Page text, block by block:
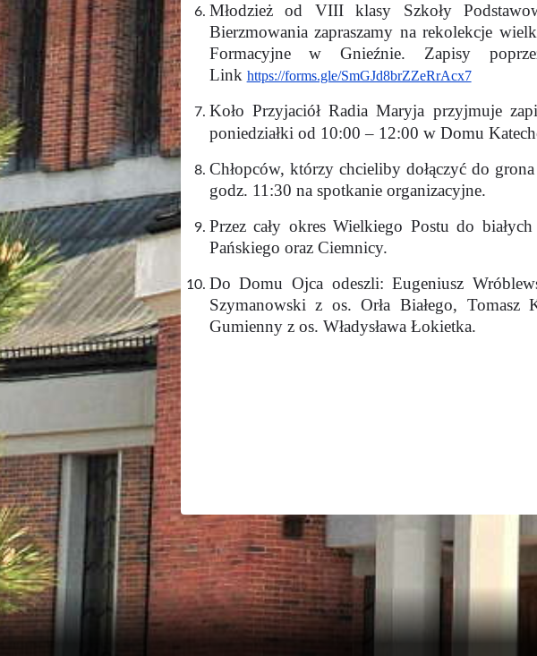
Młodzież od VIII klasy Szkoły
Bierzmowania zapraszamy na rekolekcje
Formacyjne w Gnieźnie. Zapisy
Link https://forms.gle/SmGJd8brZZeRrAcx7
Koło Przyjaciół Radia Maryja przyjmuje
poniedziałki od 10:00 – 12:00 w Domu
Chłopców, którzy chcieliby dołączyć do
godz. 11:30 na spotkanie organizacyjne.
Przez cały okres Wielkiego Postu do
Pańskiego oraz Ciemnicy.
Do Domu Ojca odeszli: Eugeniusz
Szymanowski z os. Orła Białego,
Gumienny z os. Władysława Łokietka.